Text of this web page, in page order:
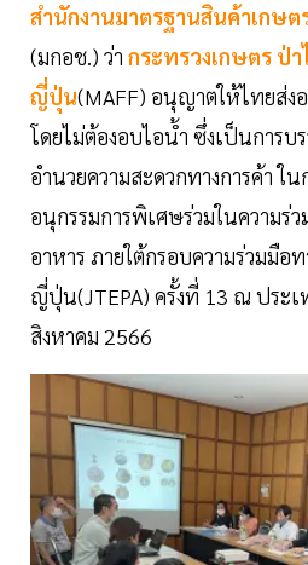
สำนักงานมาตรฐานสินค้าเกษ
(มกอช.) ว่า กระทรวงเกษตร ป่
ญี่ปุ่น(MAFF) อนุญาตให้ไทยส่
โดยไม่ต้องอบไอน้ำ ซึ่งเป็นการบ
อำนวยความสะดวกทางการค้า ใ
อนุกรรมการพิเศษร่วมในความร่
อาหาร ภายใต้กรอบความร่วมมือ
ญี่ปุ่น(JTEPA) ครั้งที่ 13 ณ ประ
สิงหาคม 2566